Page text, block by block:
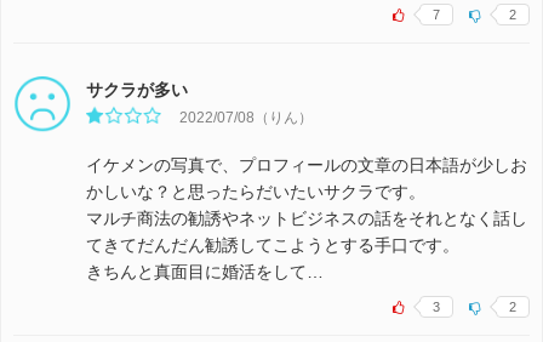
7 2
サクラが多い
2022/07/08（りん）
イケメンの写真で、プロフィールの文章の日本語が少しお
かしいな？と思ったらだいたいサクラです。
マルチ商法の勧誘やネットビジネスの話をそれとなく話し
てきてだんだん勧誘してこようとする手口です。
きちんと真面目に婚活をして…
3 2